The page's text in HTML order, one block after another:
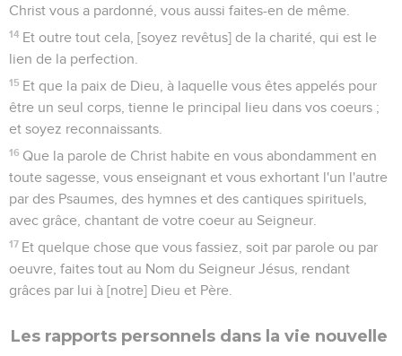
Christ vous a pardonné, vous aussi faites-en de même.
14 Et outre tout cela, [soyez revêtus] de la charité, qui est le
lien de la perfection.
15 Et que la paix de Dieu, à laquelle vous êtes appelés pour
être un seul corps, tienne le principal lieu dans vos coeurs ;
et soyez reconnaissants.
16 Que la parole de Christ habite en vous abondamment en
toute sagesse, vous enseignant et vous exhortant l'un l'autre
par des Psaumes, des hymnes et des cantiques spirituels,
avec grâce, chantant de votre coeur au Seigneur.
17 Et quelque chose que vous fassiez, soit par parole ou par
oeuvre, faites tout au Nom du Seigneur Jésus, rendant
grâces par lui à [notre] Dieu et Père.
Les rapports personnels dans la vie nouvelle